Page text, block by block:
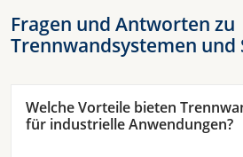
Fragen und Antworten zu
Trennwandsystemen und
Welche Vorteile bieten
für industrielle Anwendungen?